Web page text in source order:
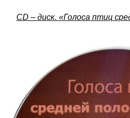
CD – диск. «Голоса птиц